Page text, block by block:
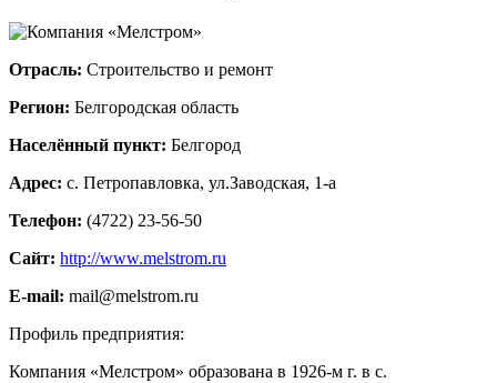
Отрасль: Строительство и ремонт
Регион: Белгородская область
Населённый пункт: Белгород
Адрес: с. Петропавловка, ул.Заводская, 1-а
Телефон: (4722) 23-56-50
Сайт: http://www.melstrom.ru
E-mail: mail@melstrom.ru
Профиль предприятия:
Компания «Мелстром» образована в 1926-м г. в с.